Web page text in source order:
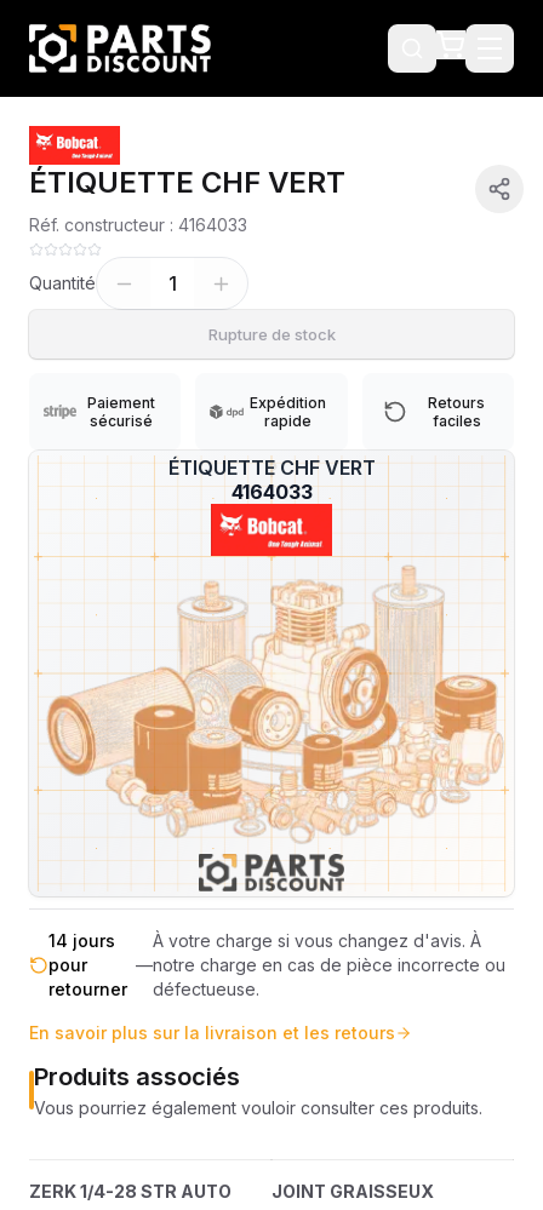
?
ÉTIQUETTE CHF VERT
4164033
ÉTIQUETTE CHF VERT
Réf. constructeur : 4164033
Quantité 1
Rupture de stock
Paiement
sécurisé
Expédition
rapide
Retours
faciles
Machines compatibles
Expédition et Retours
sous 48-
72h
—
Sous réserve de disponibilité des stocks.
Livraison estimée 24h/48h par les
transporteurs.
France
métropolitaine
Livraison exclusivement en France
métropolitaine (hors Corse et DOM-
TOM).
totale
Pas de surprise : le coût exact est
calculé selon le poids et le volume de
votre commande avant paiement.
14 jours
pour
retourner
—
À votre charge si vous changez d'avis. À
notre charge en cas de pièce incorrecte ou
défectueuse.
En savoir plus sur la livraison et les retours
Produits associés
Vous pourriez également vouloir consulter ces produits.
?
ROBINET
ZERK 1/4-28 STR AUTO
?
521438
JOINT GRAISSEUX